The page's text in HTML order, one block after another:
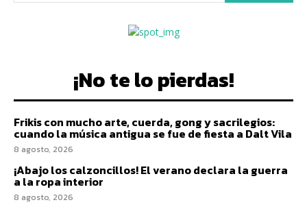
¡No te lo pierdas!
Frikis con mucho arte, cuerda, gong y sacrilegios:
cuando la música antigua se fue de fiesta a Dalt Vila
8 agosto, 2026
¡Abajo los calzoncillos! El verano declara la guerra
a la ropa interior
8 agosto, 2026